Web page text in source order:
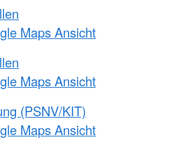
Maps Ansicht
Maps Ansicht
(PSNV/KIT)
Maps Ansicht